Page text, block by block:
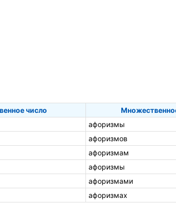
число
афоризмы
афоризмов
афоризмам
афоризмы
афоризмами
афоризмах